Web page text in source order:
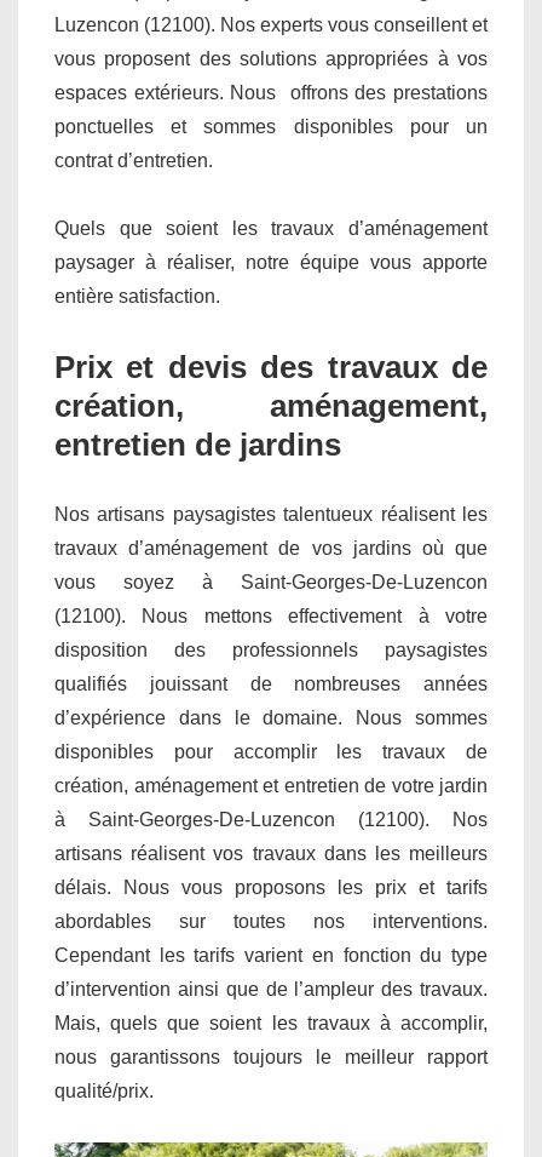
Luzencon (12100). Nos experts vous conseillent et
vous proposent des solutions appropriées à vos
espaces extérieurs. Nous offrons des prestations
ponctuelles et sommes disponibles pour un
contrat d’entretien.
Quels que soient les travaux d’aménagement
paysager à réaliser, notre équipe vous apporte
entière satisfaction.
Prix et devis des travaux de
création, aménagement,
entretien de jardins
Nos artisans paysagistes talentueux réalisent les
travaux d’aménagement de vos jardins où que
vous soyez à Saint-Georges-De-Luzencon
(12100). Nous mettons effectivement à votre
disposition des professionnels paysagistes
qualifiés jouissant de nombreuses années
d’expérience dans le domaine. Nous sommes
disponibles pour accomplir les travaux de
création, aménagement et entretien de votre jardin
à Saint-Georges-De-Luzencon (12100). Nos
artisans réalisent vos travaux dans les meilleurs
délais. Nous vous proposons les prix et tarifs
abordables sur toutes nos interventions.
Cependant les tarifs varient en fonction du type
d’intervention ainsi que de l’ampleur des travaux.
Mais, quels que soient les travaux à accomplir,
nous garantissons toujours le meilleur rapport
qualité/prix.